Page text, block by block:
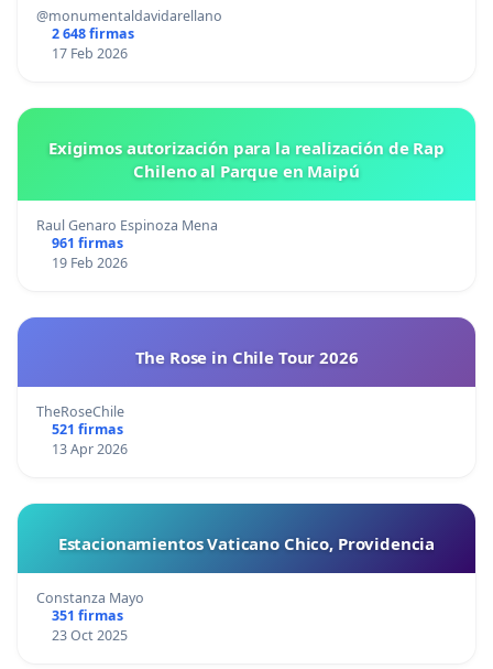
@monumentaldavidarellano
2 648 firmas
17 Feb 2026
Exigimos autorización para la realización de Rap
Chileno al Parque en Maipú
Raul Genaro Espinoza Mena
961 firmas
19 Feb 2026
The Rose in Chile Tour 2026
TheRoseChile
521 firmas
13 Apr 2026
Estacionamientos Vaticano Chico, Providencia
Constanza Mayo
351 firmas
23 Oct 2025